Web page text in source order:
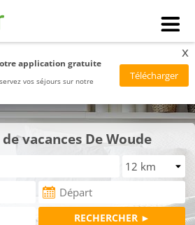
application gratuite
vos séjours sur notre
x
vacances De Woude